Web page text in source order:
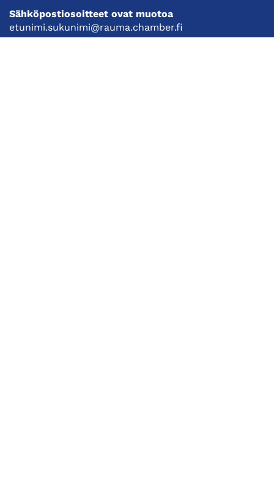
Sähköpostiosoitteet ovat muotoa
etunimi.sukunimi@rauma.chamber.fi